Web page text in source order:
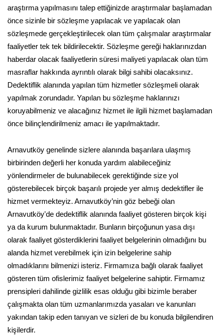
araştırma yapılmasını talep ettiğinizde araştırmalar başlamadan
önce sizinle bir sözleşme yapılacak ve yapılacak olan
sözleşmede gerçekleştirilecek olan tüm çalışmalar araştırmalar
faaliyetler tek tek bildirilecektir. Sözleşme gereği haklarınızdan
haberdar olacak faaliyetlerin süresi maliyeti yapılacak olan tüm
masraflar hakkında ayrıntılı olarak bilgi sahibi olacaksınız.
Dedektiflik alanında yapılan tüm hizmetler sözleşmeli olarak
yapılmak zorundadır. Yapılan bu sözleşme haklarınızı
koruyabilmeniz ve alacağınız hizmet ile ilgili hizmet başlamadan
önce bilinçlendirilmeniz amacı ile yapılmaktadır.
Arnavutköy genelinde sizlere alanında başarılara ulaşmış
birbirinden değerli her konuda yardım alabileceğiniz
yönlendirmeler de bulunabilecek gerektiğinde size yol
gösterebilecek birçok başarılı projede yer almış dedektifler ile
hizmet vermekteyiz. Arnavutköy’nin göz bebeği olan
Arnavutköy'de dedektiflik alanında faaliyet gösteren birçok kişi
ya da kurum bulunmaktadır. Bunların birçoğunun yasa dışı
olarak faaliyet gösterdiklerini faaliyet belgelerinin olmadığını bu
alanda hizmet verebilmek için izin belgelerine sahip
olmadıklarını bilmenizi isteriz. Firmamıza bağlı olarak faaliyet
gösteren tüm ofislerimiz faaliyet belgelerine sahiptir. Firmamız
prensipleri dahilinde gizlilik esas olduğu gibi bizimle beraber
çalışmakta olan tüm uzmanlarımızda yasaları ve kanunları
yakından takip eden tanıyan ve sizleri de bu konuda bilgilendiren
kişilerdir.